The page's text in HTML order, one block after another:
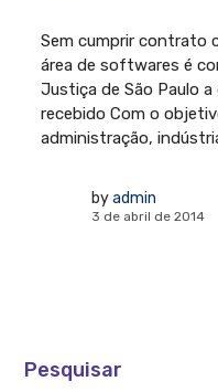
Sem cumprir contrato
área de softwares é
Justiça de São Paulo
recebido Com o
administração,
by admin
3 de abril de 2014
Pesquisar